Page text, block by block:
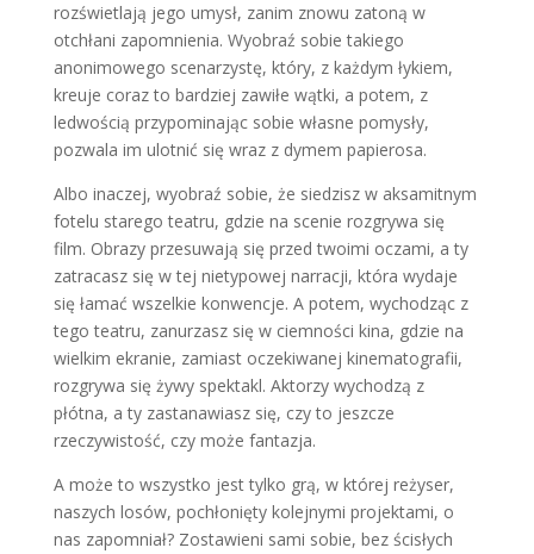
rozświetlają jego umysł, zanim znowu zatoną w
otchłani zapomnienia. Wyobraź sobie takiego
anonimowego scenarzystę, który, z każdym łykiem,
kreuje coraz to bardziej zawiłe wątki, a potem, z
ledwością przypominając sobie własne pomysły,
pozwala im ulotnić się wraz z dymem papierosa.
Albo inaczej, wyobraź sobie, że siedzisz w aksamitnym
fotelu starego teatru, gdzie na scenie rozgrywa się
film. Obrazy przesuwają się przed twoimi oczami, a ty
zatracasz się w tej nietypowej narracji, która wydaje
się łamać wszelkie konwencje. A potem, wychodząc z
tego teatru, zanurzasz się w ciemności kina, gdzie na
wielkim ekranie, zamiast oczekiwanej kinematografii,
rozgrywa się żywy spektakl. Aktorzy wychodzą z
płótna, a ty zastanawiasz się, czy to jeszcze
rzeczywistość, czy może fantazja.
A może to wszystko jest tylko grą, w której reżyser,
naszych losów, pochłonięty kolejnymi projektami, o
nas zapomniał? Zostawieni sami sobie, bez ścisłych